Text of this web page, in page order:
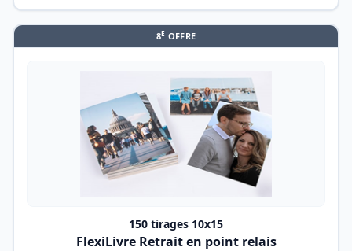
8E OFFRE
150 tirages 10x15
FlexiLivre Retrait en point relais